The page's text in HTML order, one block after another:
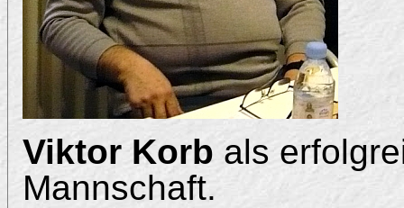
Viktor Korbals
Mannschaft.